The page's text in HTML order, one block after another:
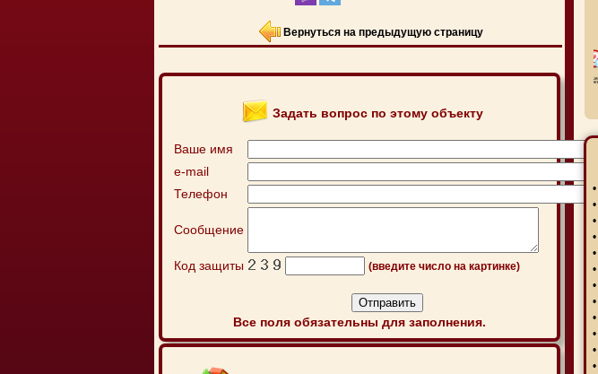
Вернуться на предыдущую страницу
Задать вопрос по этому объекту
Ваше имя
e-mail
Телефон
Сообщение
Код защиты (введите число на картинке)
Все поля обязательны для заполнения.
•
•
•
•
•
•
•
•
•
•
•
•